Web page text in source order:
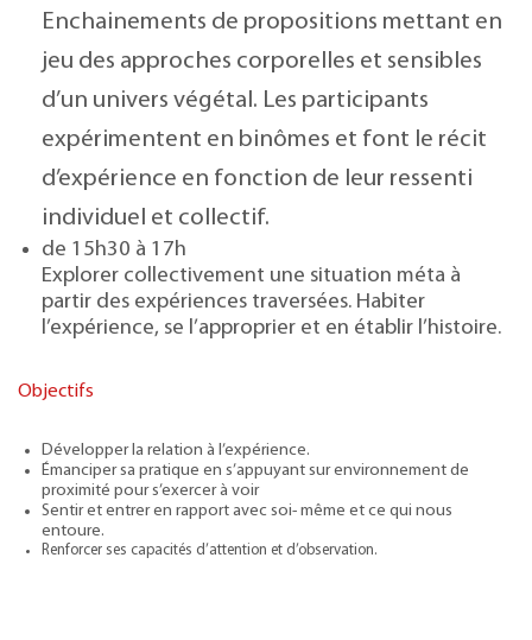
Enchainements de propositions mettant en
jeu des approches corporelles et sensibles
d’un univers végétal. Les participants
expérimentent en binômes et font le récit
d’expérience en fonction de leur ressenti
individuel et collectif.
de 15h30 à 17h
Explorer collectivement une situation méta à
partir des expériences traversées. Habiter
l’expérience, se l’approprier et en établir l’histoire.
Objectifs
Développer la relation à l’expérience.
Émanciper sa pratique en s’appuyant sur environnement de
proximité pour s’exercer à voir
Sentir et entrer en rapport avec soi- même et ce qui nous
entoure.
Renforcer ses capacités d’attention et d’observation.